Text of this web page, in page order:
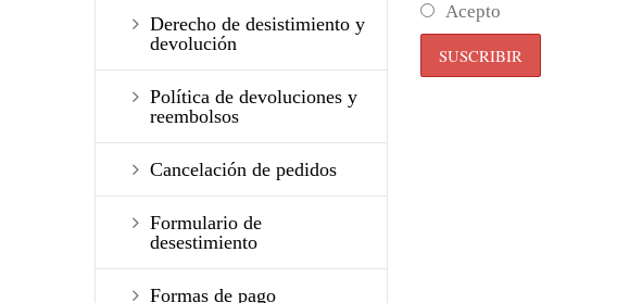
Derecho de desistimiento y
devolución
Política de devoluciones y
reembolsos
Cancelación de pedidos
Formulario de
desestimiento
Formas de pago
Acepto